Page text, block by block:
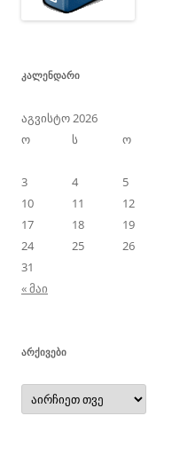
ᲙᲐᲚᲔᲜᲓᲐᲠᲘ
აგვისტო 2026
ო
ს ო
3
4 5
10
11 12
17
18 19
24
25 26
31
« მაი
ᲐᲠᲥᲘᲕᲔᲑᲘ
არქივები